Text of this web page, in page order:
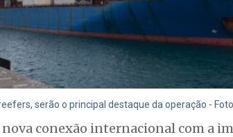
serão o principal destaque da operação -
conexão internacional com a